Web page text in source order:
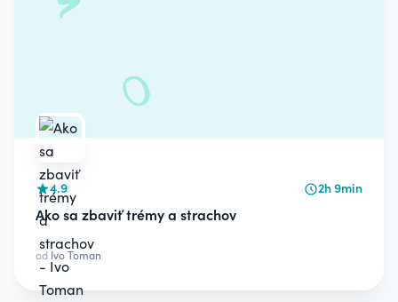
4.9 2h 9min
Ako sa zbaviť trémy a strachov
od Ivo Toman